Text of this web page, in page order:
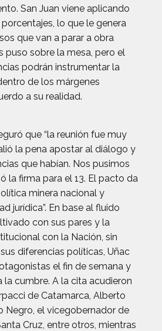
San Juan viene aplicando
lo que le genera
que van a parar a obra
puso sobre la mesa, pero el
podrán instrumentar la
de los márgenes
a su realidad.
que “la reunión fue muy
la pena apostar al diálogo y
que habían. Nos pusimos
la firma para el 13. El pacto da
minera nacional y
jurídica”. En base al fluido
con sus pares y la
con la Nación, sin
diferencias políticas, Uñac
el fin de semana y
cumbre. A la cita acudieron
de Catamarca, Alberto
Negro, el vicegobernador de
Cruz, entre otros, mientras